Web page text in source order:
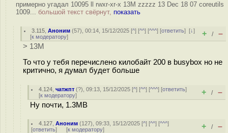
примерно угадал 10095 ll rwxr-xr-x 13M zzzzz 13 Dec 18 07 coreutils
1009... большой текст свёрнут, показать
3.115 ,Аноним (57), 00:14, 15/12/2025 [^] [^^] [^^^] [ответить][↓]
[к модератору] + / –
> 13M
То что у тебя перечислено килобайт 200 в busybox но не
критично, я думал будет больше
4.124 ,чатжпт (?), 09:13, 15/12/2025 [^] [^^] [^^^] [ответить]
[к модератору] + / –
Ну почти, 1.3MB
4.127 ,Аноним (127), 09:33, 15/12/2025 [^] [^^] [^^^]
[ответить] [к модератору] + / –